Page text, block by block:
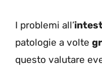
I problemi all’
patologie a volte
questo valutare